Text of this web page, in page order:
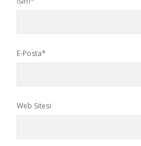
E-Posta*
Web Sitesi